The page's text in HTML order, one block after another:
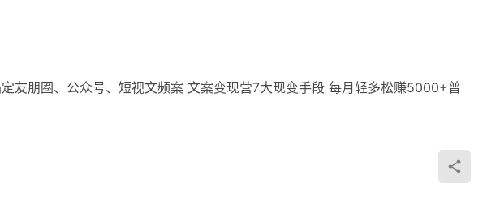
友朋‬圈、公众号、短视文频‬案 文案变现营7大现变‬手段 每月轻多松‬赚5000+普